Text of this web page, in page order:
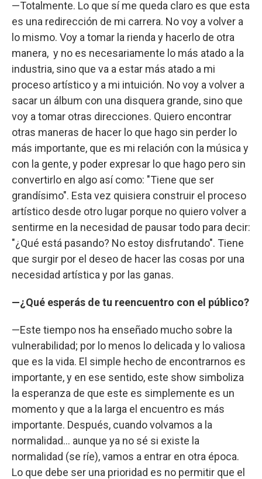
—Totalmente. Lo que sí me queda claro es que esta
es una redirección de mi carrera. No voy a volver a
lo mismo. Voy a tomar la rienda y hacerlo de otra
manera, y no es necesariamente lo más atado a la
industria, sino que va a estar más atado a mi
proceso artístico y a mi intuición. No voy a volver a
sacar un álbum con una disquera grande, sino que
voy a tomar otras direcciones. Quiero encontrar
otras maneras de hacer lo que hago sin perder lo
más importante, que es mi relación con la música y
con la gente, y poder expresar lo que hago pero sin
convertirlo en algo así como: "Tiene que ser
grandísimo". Esta vez quisiera construir el proceso
artístico desde otro lugar porque no quiero volver a
sentirme en la necesidad de pausar todo para decir:
"¿Qué está pasando? No estoy disfrutando". Tiene
que surgir por el deseo de hacer las cosas por una
necesidad artística y por las ganas.
—¿Qué esperás de tu reencuentro con el público?
—Este tiempo nos ha enseñado mucho sobre la
vulnerabilidad; por lo menos lo delicada y lo valiosa
que es la vida. El simple hecho de encontrarnos es
importante, y en ese sentido, este show simboliza
la esperanza de que este es simplemente es un
momento y que a la larga el encuentro es más
importante. Después, cuando volvamos a la
normalidad... aunque ya no sé si existe la
normalidad (se ríe), vamos a entrar en otra época.
Lo que debe ser una prioridad es no permitir que el